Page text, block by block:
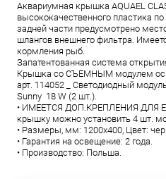
Аквариумная крышка AQUAEL
высококачественного пластика
задней части предусмотрено
шлангов внешнего фильтра.
кормления рыб.
Запатентованная система
Крышка со СЪЕМНЫМ модулем
арт. 114052 _ Светодиодный
Sunny 18 W (2 шт.).
• ИМЕЕТСЯ ДОП.КРЕПЛЕНИЯ ДЛЯ
крышку можно установить 4 шт.
• Размеры, мм: 1200х400, Цвет:
• Гарантия на освещение: 2 года.
• Производство: Польша.